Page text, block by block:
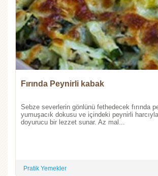
Fırında Peynirli kabak
Sebze severlerin gönlünü fethedecek fırında
yumuşacık dokusu ve içindeki peynirli
doyurucu bir lezzet sunar. Az mal...
Pratik Yemekler